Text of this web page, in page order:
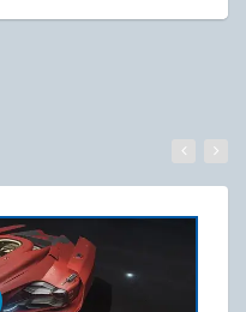
IN DEN WARENKORB